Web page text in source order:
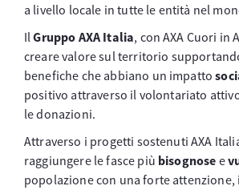
a livello locale in tutte le entità nel
IlGruppo AXA Italia, con AXA Cuori in
creare valore sul territorio
benefiche che abbiano un impatto
positivo attraverso il volontariato
le donazioni.
Attraverso i progetti sostenuti AXA
raggiungere le fasce più bisognose e
popolazione con una forte attenzione,